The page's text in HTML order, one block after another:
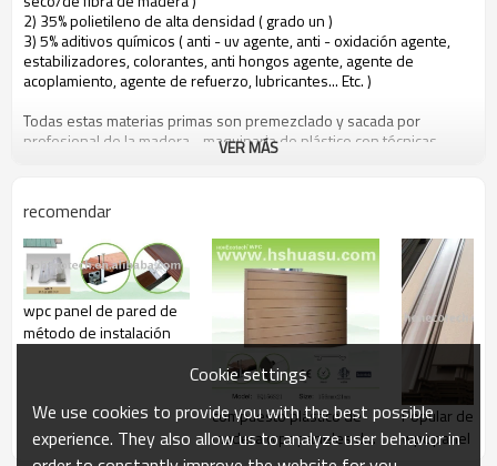
2) 35% polietileno de alta densidad ( grado un )
3) 5% aditivos químicos ( anti - uv agente, anti - oxidación agente,
estabilizadores, colorantes, anti hongos agente, agente de
acoplamiento, agente de refuerzo, lubricantes... Etc. )
Todas estas materias primas son premezclado y sacada por
profesional de la madera - maquinaria de plástico con técnicas
especiales, por lo que es una especie de baja - carbono, la
las personas pueden beneficiarse de hohecotech vida por los
atributos siguientes
1. respetuoso del medio ambiente, 100% reciclado.
2. un mantenimiento bajo
3. de fácil instalación
4. resistencia a la temperatura, adecuados a partir de - 29& deg; a c
5. larga - duración de usar ( 10 años de garantía )
6. agua - una prueba, la humedad - a prueba de, de insectos - a
prueba de
7. con olor a madera, sensación muy natural
8. resistencia a los uv, resistente a la decoloración duradera
VER MÁS
recomendar
wpc panel de pared de
método de instalación
compuesto plástico de
madera wpc paneles de
pared
Popular de
wpc panel (
Cookie settings
We use cookies to provide you with the best possible
experience. They also allow us to analyze user behavior in